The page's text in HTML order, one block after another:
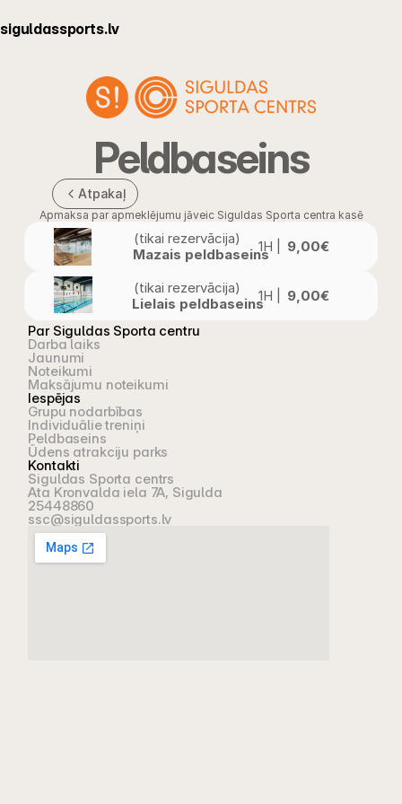
siguldassports.lv
Atpakaļ
Peldbaseins
Apmaksa par apmeklējumu jāveic Siguldas Sporta centra kasē
Mazais peldbaseins
(tikai rezervācija) 9,00€
1H |
(tikai rezervācija)
Lielais peldbaseins
9,00€
1H |
Par Siguldas Sporta centru
Darba laiks
Jaunumi
Noteikumi
Maksājumu noteikumi
Iespējas
Grupu nodarbības
Individuālie treniņi
Peldbaseins
Ūdens atrakciju parks
Kontakti
Siguldas Sporta centrs
Ata Kronvalda iela 7A, Sigulda
25448860
ssc@siguldassports.lv